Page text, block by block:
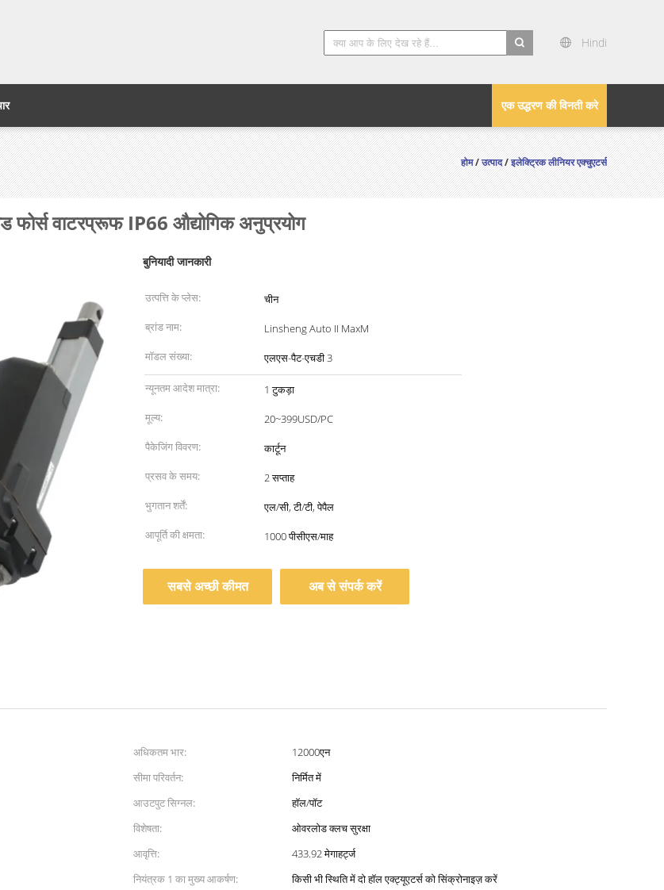
Hindi
एक उद्धरण की विनती करे
होम/उत्पाद/इलेक्ट्रिक लीनियर एक्चुएटर्स
वाटरप्रूफ IP66 औद्योगिक अनुप्रयोग
बुनियादी जानकारी
उत्पत्ति के प्लेस:
चीन
ब्रांड नाम:
Linsheng Auto II MaxM
मॉडल संख्या:
एलएस-पैट-एचडी 3
न्यूनतम आदेश मात्रा:
1 टुकड़ा
मूल्य:
20~399USD/PC
पैकेजिंग विवरण:
कार्टून
प्रसव के समय:
2 सप्ताह
भुगतान शर्तें:
एल/सी, टी/टी, पेपैल
आपूर्ति की क्षमता:
1000 पीसीएस/माह
सबसे अच्छी कीमत अब से संपर्क करें
अधिकतम भार:
12000एन
सीमा परिवर्तन:
निर्मित में
आउटपुट सिग्नल:
हॉल/पॉट
विशेषता:
ओवरलोड क्लच सुरक्षा
आवृत्ति:
433.92 मेगाहर्ट्ज
नियंत्रक 1 का मुख्य आकर्षण:
किसी भी स्थिति में दो हॉल एक्ट्यूएटर्स को सिंक्रोनाइज़ करें